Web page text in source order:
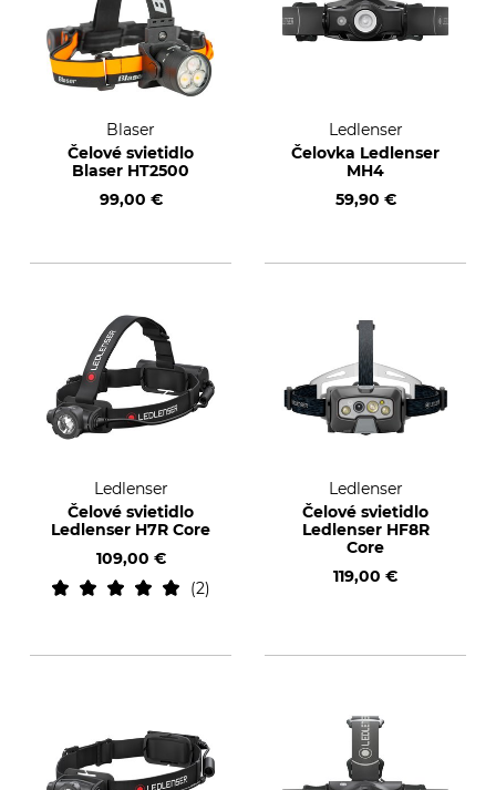
Blaser
Čelové svietidlo
Blaser HT2500
99,00 €
Ledlenser
Čelovka Ledlenser
MH4
59,90 €
Ledlenser
Čelové svietidlo
Ledlenser H7R Core
109,00 €
2
Ledlenser
Čelové svietidlo
Ledlenser HF8R
Core
119,00 €